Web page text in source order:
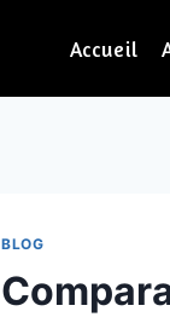
Accueil
BLOG